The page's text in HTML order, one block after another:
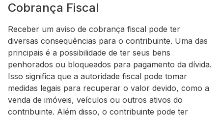
Cobrança Fiscal
Receber um aviso de cobrança fiscal pode ter
diversas consequências para o contribuinte. Uma das
principais é a possibilidade de ter seus bens
penhorados ou bloqueados para pagamento da dívida.
Isso significa que a autoridade fiscal pode tomar
medidas legais para recuperar o valor devido, como a
venda de imóveis, veículos ou outros ativos do
contribuinte. Além disso, o contribuinte pode ter